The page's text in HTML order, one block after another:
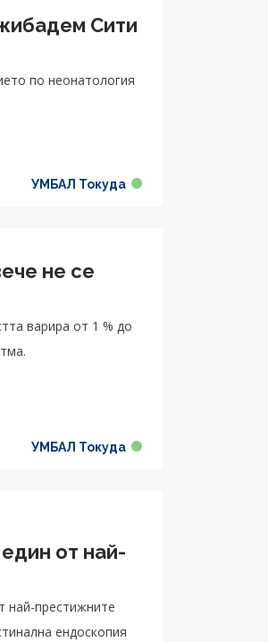
Сити
по неонатология
УМБАЛ Токуда
не се
варира от 1 % до
УМБАЛ Токуда
от най-
най-престижните
ендоскопия